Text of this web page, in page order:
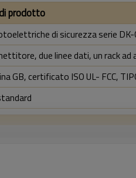
prodotto
di sicurezza serie DK-
due linee dati, un rack
GB, certificato ISO UL- FCC,